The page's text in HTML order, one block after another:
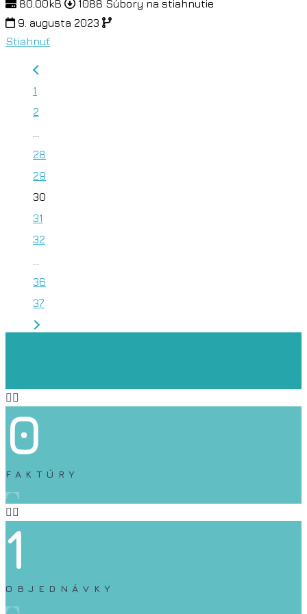
80.00kB
1088 Súbory na stiahnutie
9. augusta 2023
Stiahnuť
1
2
28
29
30
31
32
36
37

0
FAKTÚRY

1
OBJEDNÁVKY